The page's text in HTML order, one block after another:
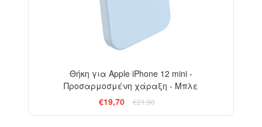
Θήκη για Apple iPhone 12 mini -
Προσαρμοσμένη χάραξη - Μπλε
€19,70
€21,90